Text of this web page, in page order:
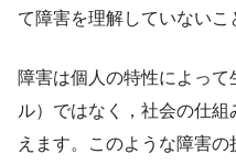
て障害を理解していないこ
障害は個人の特性によっ
ル）ではなく，社会の仕
えます。このような障害の